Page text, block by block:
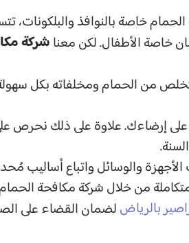
خاصة بالنوافذ والبلكونات،
خاصة الأطفال. لكن معناشركة
من الحمام ومخلفاته بكل
على إرضاءك. علاوة على ذلك نحرص
والوسائل واتباع أساليب
من خلال شركة مكافحة
بالرياضلضمان القضاء على